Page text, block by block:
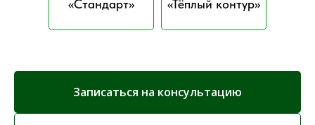
«Тёплый контур»
«Стандарт»
Записаться на консультацию